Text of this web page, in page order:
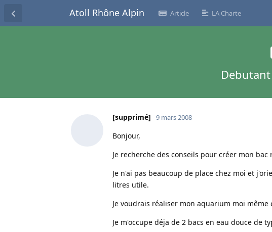
Atoll Rhône Alpin Article LA Charte
[supprimé] 9 mars 2008
Bonjour,
Je recherche des conseils pour créer mon
Je n'ai pas beaucoup de place chez moi et
litres utile.
Je voudrais réaliser mon aquarium moi
Je m'occupe déja de 2 bacs en eau douce de